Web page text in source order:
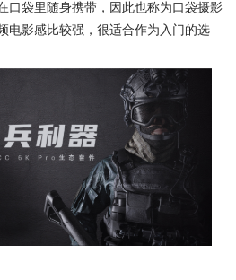
口袋里随身携带，因此也称为口袋摄影
电影感比较强，很适合作为入门的选